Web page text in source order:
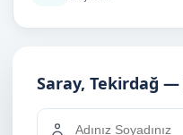
Saray, Tekirdağ